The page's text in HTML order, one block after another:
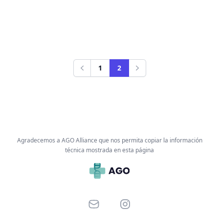
Anterior
1 2 Siguiente
Agradecemos a AGO Alliance que nos permita copiar la información
técnica mostrada en esta página
Email Instagram